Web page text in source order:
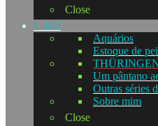
Close
L-KO
Aquários
Estoque de
Um pântano
Outras séries
Sobre mim
Close